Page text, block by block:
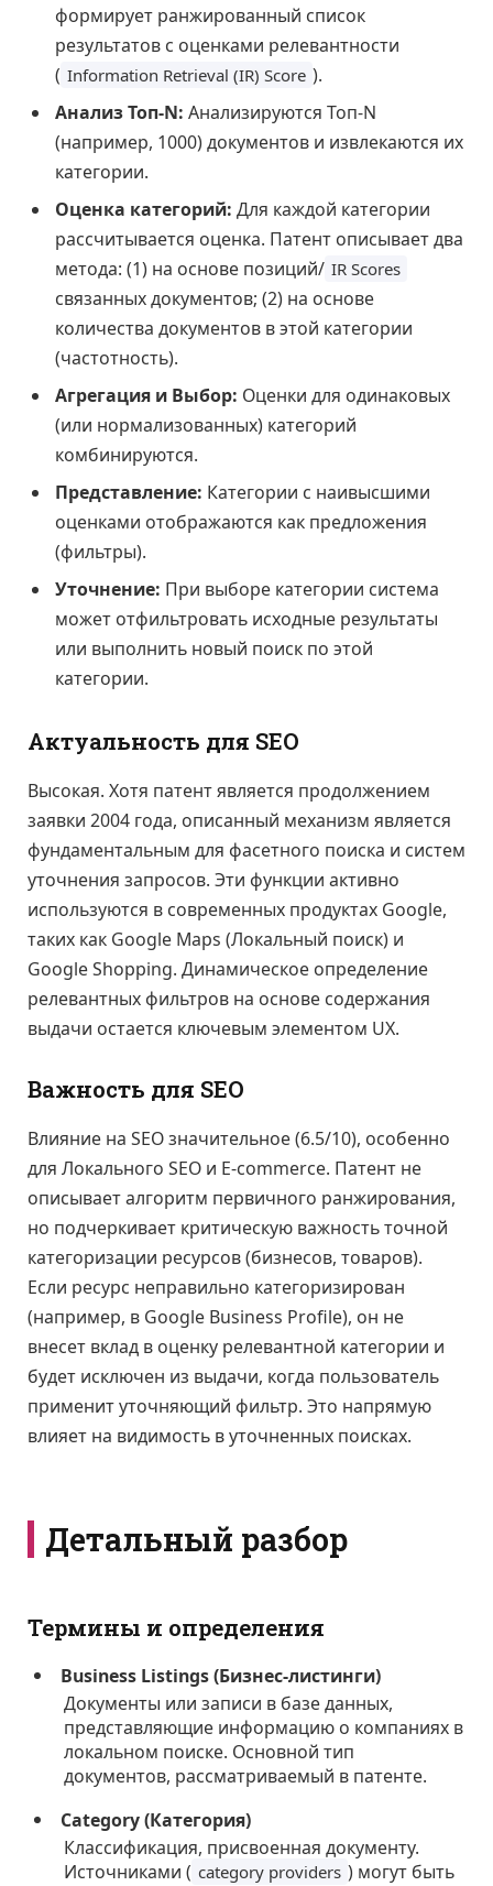
формирует ранжированный список
результатов с оценками релевантности
( Information Retrieval (IR) Score ).
Анализ Топ-N: Анализируются Топ-N
(например, 1000) документов и извлекаются их
категории.
Оценка категорий: Для каждой категории
рассчитывается оценка. Патент описывает два
метода: (1) на основе позиций/ IR Scores
связанных документов; (2) на основе
количества документов в этой категории
(частотность).
Агрегация и Выбор: Оценки для одинаковых
(или нормализованных) категорий
комбинируются.
Представление: Категории с наивысшими
оценками отображаются как предложения
(фильтры).
Уточнение: При выборе категории система
может отфильтровать исходные результаты
или выполнить новый поиск по этой
категории.
Актуальность для SEO
Высокая. Хотя патент является продолжением
заявки 2004 года, описанный механизм является
фундаментальным для фасетного поиска и систем
уточнения запросов. Эти функции активно
используются в современных продуктах Google,
таких как Google Maps (Локальный поиск) и
Google Shopping. Динамическое определение
релевантных фильтров на основе содержания
выдачи остается ключевым элементом UX.
Важность для SEO
Влияние на SEO значительное (6.5/10), особенно
для Локального SEO и E-commerce. Патент не
описывает алгоритм первичного ранжирования,
но подчеркивает критическую важность точной
категоризации ресурсов (бизнесов, товаров).
Если ресурс неправильно категоризирован
(например, в Google Business Profile), он не
внесет вклад в оценку релевантной категории и
будет исключен из выдачи, когда пользователь
применит уточняющий фильтр. Это напрямую
влияет на видимость в уточненных поисках.
Детальный разбор
Термины и определения
Business Listings (Бизнес-листинги)
Документы или записи в базе данных,
представляющие информацию о компаниях в
локальном поиске. Основной тип
документов, рассматриваемый в патенте.
Category (Категория)
Классификация, присвоенная документу.
Источниками ( category providers ) могут быть